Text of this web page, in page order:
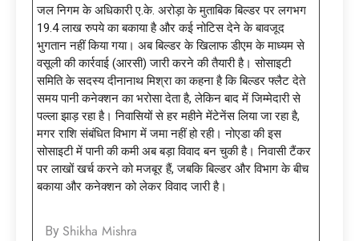
जल निगम के अधिकारी ए.के. अरोड़ा के मुताबिक बिल्डर पर लगभग
19.4 लाख रुपये का बकाया है और कई नोटिस देने के बावजूद
भुगतान नहीं किया गया। अब बिल्डर के खिलाफ डीएम के माध्यम से
वसूली की कार्रवाई (आरसी) जारी करने की तैयारी है। सोसाइटी
समिति के सदस्य दीनानाथ मिश्रा का कहना है कि बिल्डर फ्लैट देते
समय पानी कनेक्शन का भरोसा देता है, लेकिन बाद में जिम्मेदारी से
पल्ला झाड़ रहा है। निवासियों से हर महीने मेंटेनेंस लिया जा रहा है,
मगर राशि संबंधित विभाग में जमा नहीं हो रही। नोएडा की इस
सोसाइटी में पानी की कमी अब बड़ा विवाद बन चुकी है। निवासी टैंकर
पर लाखों खर्च करने को मजबूर हैं, जबकि बिल्डर और विभाग के बीच
बकाया और कनेक्शन को लेकर विवाद जारी है।
By Shikha Mishra